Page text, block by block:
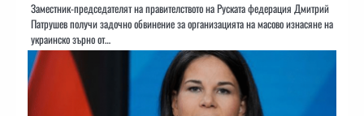
Заместник-председателят на правителството на Руската федерация Дмитрий
Патрушев получи задочно обвинение за организацията на масово изнасяне на
украинско зърно от…